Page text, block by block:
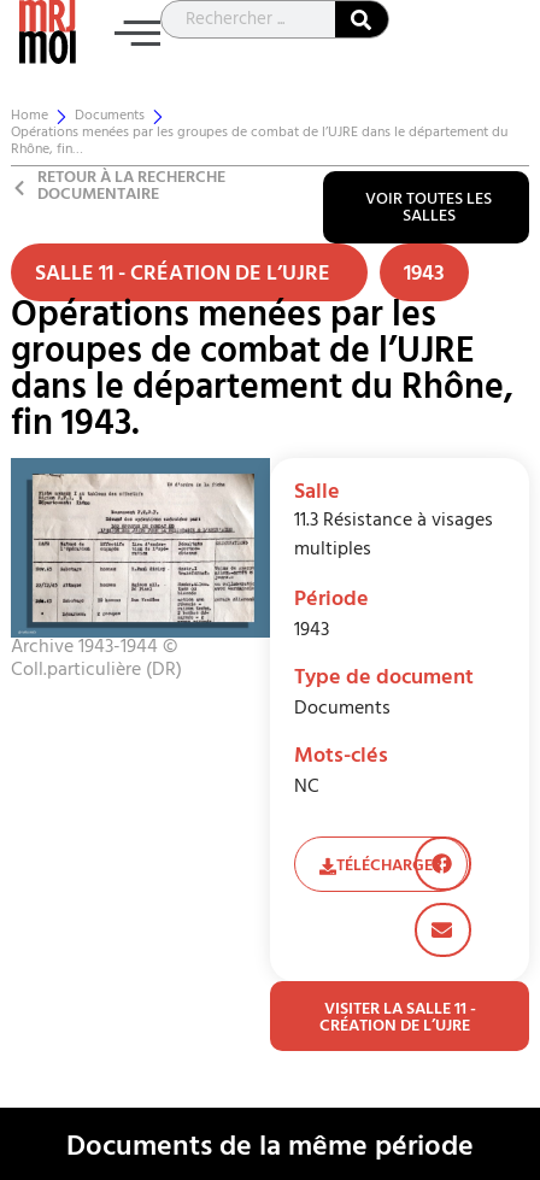
Home Documents
Opérations menées par les groupes de combat de l’UJRE dans le département du
Rhône, fin…
RETOUR À LA RECHERCHE
DOCUMENTAIRE VOIR TOUTES LES
SALLES
SALLE 11 - CRÉATION DE L’UJRE 1943
Opérations menées par les
groupes de combat de l’UJRE
dans le département du Rhône,
fin 1943.
Archive 1943-1944 ©
Coll.particulière (DR)
Salle
11.3 Résistance à visages
multiples
Période
1943
Type de document
Documents
Mots-clés
NC
TÉLÉCHARGER
VISITER LA SALLE 11 -
CRÉATION DE L’UJRE
Documents de la même période